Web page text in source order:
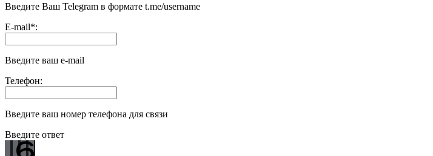
Введите Ваш Telegram в формате t.me/username
E-mail*:
Введите ваш e-mail
Телефон:
Введите ваш номер телефона для связи
Введите ответ